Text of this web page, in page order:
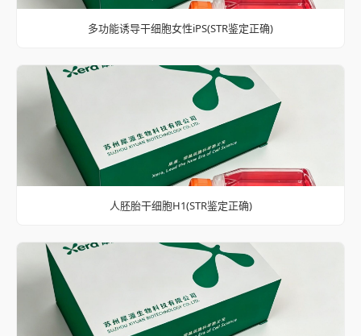
多功能诱导干细胞女性iPS(STR鉴定正确)
人胚胎干细胞H1(STR鉴定正确)